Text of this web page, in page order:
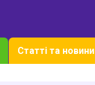
Статті та новини